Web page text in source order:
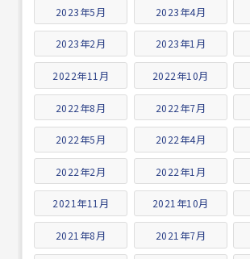
2023年5月 2023年4月
2023年2月 2023年1月
2022年11月 2022年10月
2022年8月 2022年7月
2022年5月 2022年4月
2022年2月 2022年1月
2021年11月 2021年10月
2021年8月 2021年7月